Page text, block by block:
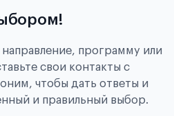
направление, программу или
свои контакты с
чтобы дать ответы и
и правильный выбор.